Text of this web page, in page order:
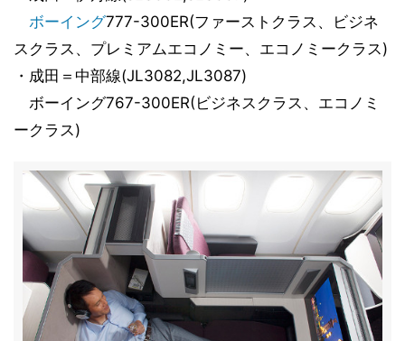
ボーイング777-300ER(ファーストクラス、ビジネ
スクラス、プレミアムエコノミー、エコノミークラス)
・成田＝中部線(JL3082,JL3087)
ボーイング767-300ER(ビジネスクラス、エコノミ
ークラス)